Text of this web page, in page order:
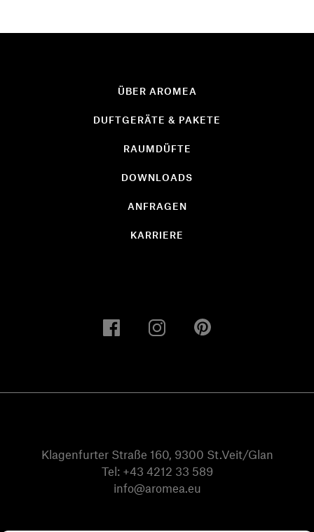
ÜBER AROMEA
DUFTGERÄTE & PAKETE
RAUMDÜFTE
DOWNLOADS
ANFRAGEN
KARRIERE
Klagenfurter Straße 160, 9300 St.Veit/Glan
Tel: +43 4212 33 589
info@aromea.eu